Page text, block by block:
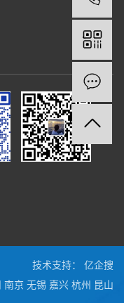
技术支持：
亿企搜
南京 无锡 嘉兴 杭州 昆山